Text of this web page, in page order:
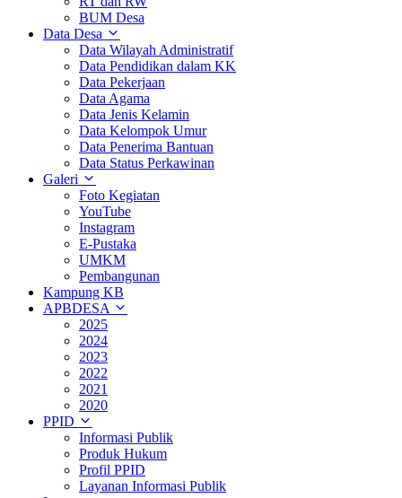
BUM Desa
Data Desa
Data Wilayah Administratif
Data Pendidikan dalam KK
Data Pekerjaan
Data Agama
Data Jenis Kelamin
Data Kelompok Umur
Data Penerima Bantuan
Data Status Perkawinan
Galeri
Foto Kegiatan
YouTube
Instagram
E-Pustaka
UMKM
Pembangunan
Kampung KB
APBDESA
2025
2024
2023
2022
2021
2020
PPID
Informasi Publik
Produk Hukum
Profil PPID
Layanan Informasi Publik